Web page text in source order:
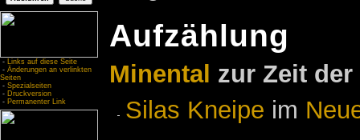
- Links auf diese Seite
- Änderungen an verlinkten
Seiten
- Spezialseiten
- Druckversion
- Permanenter Link
Aufzählung
Minental zur Zeit der
Silas Kneipe im